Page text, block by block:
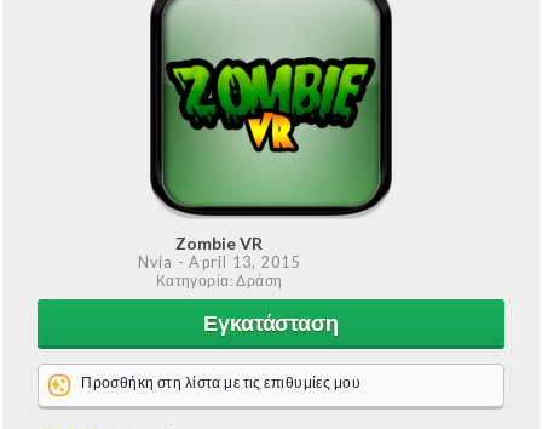
Zombie VR
Nvía - April 13, 2015
Κατηγορία: Δράση
Εγκατάσταση
Προσθήκη στη λίστα με τις επιθυμίες μου